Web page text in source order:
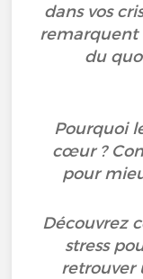
dans vos
remarquent
du
Pourquoi
cœur ?
pour
Découvrez
stress
retrouver